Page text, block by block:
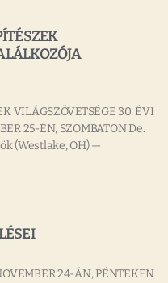
VILÁGSZÖVETSÉGE 30. ÉVI
25-ÉN, SZOMBATON De.
(Westlake, OH) —
24-ÁN, PÉNTEKEN